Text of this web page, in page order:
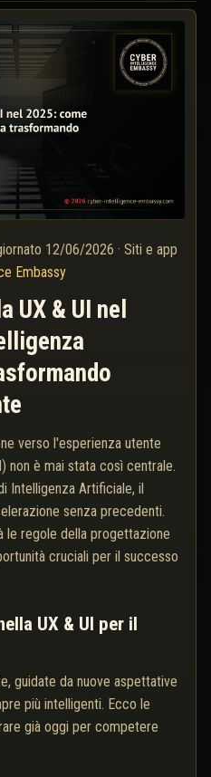
12/06/2026 · Siti e app
Embassy
UX & UI nel
verso l'esperienza utente
non è mai stata così centrale.
Intelligenza Artificiale, il
senza precedenti.
le regole della progettazione
cruciali per il successo
UX & UI per il
guidate da nuove aspettative
più intelligenti. Ecco le
già oggi per competere